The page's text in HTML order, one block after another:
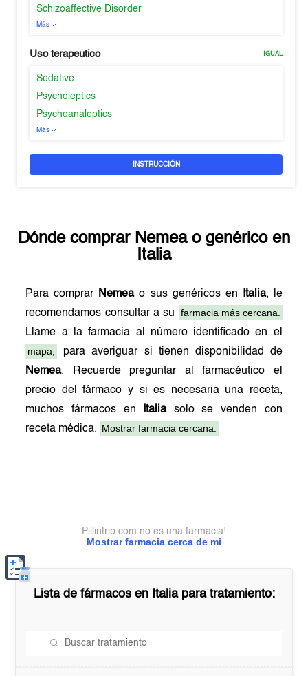
Schizoaffective Disorder
Más
Uso terapeutico IGUAL
Sedative
Psycholeptics
Psychoanaleptics
Más
INSTRUCCIÓN
Dónde comprar Nemeao genérico en
Italia
Para comprar Nemeao sus genéricos en Italia, le
recomendamos consultar a su
farmacia más cercana.
Llame a la farmacia al número identificado en el
mapa,
para averiguar si tienen disponibilidad de
Nemea. Recuerde preguntar al farmacéutico el
precio del fármaco y si es necesaria una receta,
muchos fármacos en
Italiasolo se venden con
receta médica. Mostrar farmacia cercana.
Mostrar farmacia cerca de mi
Pillintrip.com no es una farmacia!
Lista de fármacos en Italiapara tratamiento: